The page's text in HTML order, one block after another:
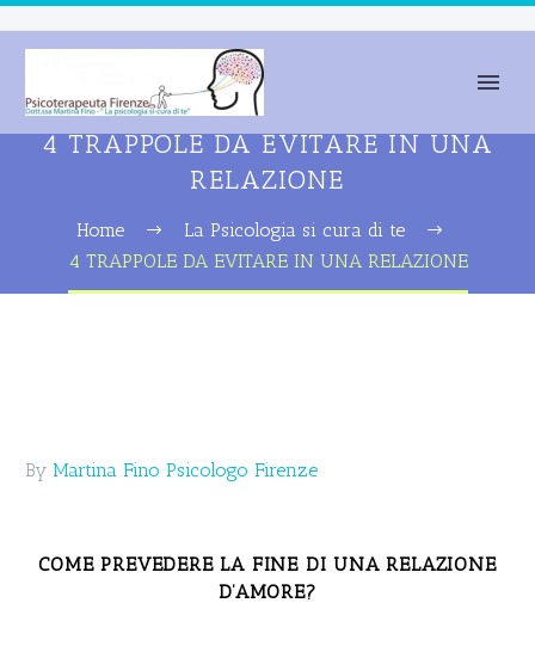
4 TRAPPOLE DA EVITARE IN UNA
RELAZIONE
Home
La Psicologia si cura di te
4 TRAPPOLE DA EVITARE IN UNA RELAZIONE
By Martina Fino Psicologo Firenze
COME PREVEDERE LA FINE DI UNA RELAZIONE
D’AMORE?